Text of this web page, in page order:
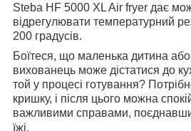
Steba HF 5000 XL Air fryer дає
відрегулювати температурний
200 градусів.
Боїтеся, що маленька дитина
вихованець може дістатися до
той у процесі готування?
кришку, і після цього можна
важливими справами, поєднавши
їжі.